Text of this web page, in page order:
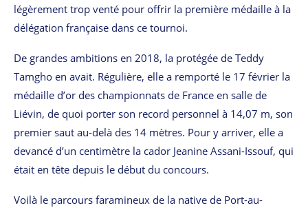
légèrement trop venté pour offrir la première médaille à la
délégation française dans ce tournoi.
De grandes ambitions en 2018, la protégée de Teddy
Tamgho en avait. Régulière, elle a remporté le 17 février la
médaille d’or des championnats de France en salle de
Liévin, de quoi porter son record personnel à 14,07 m, son
premier saut au-delà des 14 mètres. Pour y arriver, elle a
devancé d’un centimètre la cador Jeanine Assani-Issouf, qui
était en tête depuis le début du concours.
Voilà le parcours faramineux de la native de Port-au-